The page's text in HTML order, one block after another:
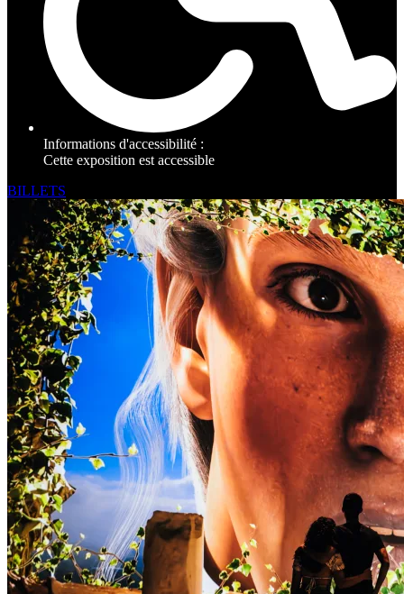
Informations d'accessibilité :
Cette exposition est accessible
BILLETS